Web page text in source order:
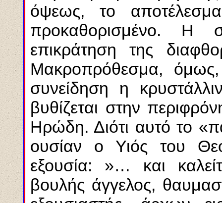
όψεως, το
προκαθορισμένο. Η
επικράτηση της
Μακροπρόθεσμα, όμως,
συνείδηση η
βυθίζεται στην
Ηρώδη. Διότι αυτό το
ουσίαν ο Υιός του
εξουσία: »… και
βουλής άγγελος,